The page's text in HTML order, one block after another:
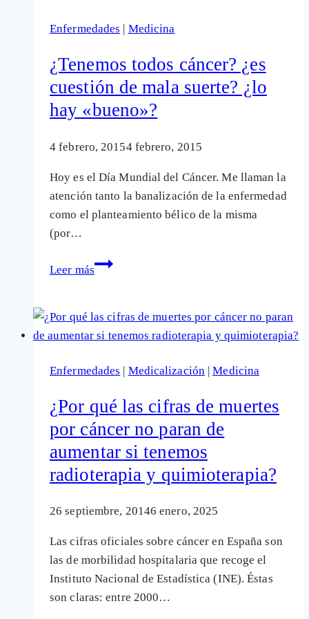
Francia
Europa
no
retira
Enfermedades | Medicina
¿Tenemos todos cáncer? ¿es
cuestión de mala suerte? ¿lo
hay «bueno»?
4 febrero, 20154 febrero, 2015
Hoy es el Día Mundial del Cáncer. Me llaman la
atención tanto la banalización de la enfermedad
como el planteamiento bélico de la misma
(por…
Leer más
¿Tenemos
¿es
cuestión
mala
¿lo
hay
«bueno»?
Enfermedades | Medicalización |Medicina
¿Por qué las cifras de muertes
por cáncer no paran de
aumentar si tenemos
radioterapia y quimioterapia?
26 septiembre, 20146 enero, 2025
Las cifras oficiales sobre cáncer en España son
las de morbilidad hospitalaria que recoge el
Instituto Nacional de Estadística (INE). Éstas
son claras: entre 2000…